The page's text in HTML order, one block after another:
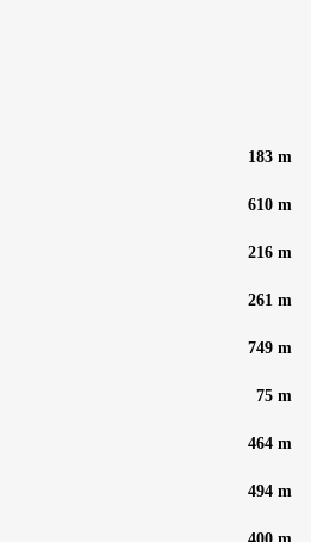
183 m
610 m
216 m
261 m
749 m
75 m
464 m
494 m